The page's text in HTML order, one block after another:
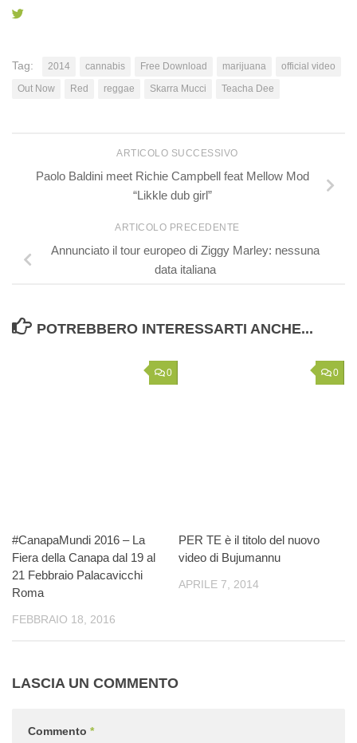
Tag: 2014 cannabis Free Download marijuana
official video
Out Now
Red reggae Skarra Mucci Teacha Dee
ARTICOLO SUCCESSIVO
Paolo Baldini meet Richie Campbell feat Mellow Mod
“Likkle dub girl”
ARTICOLO PRECEDENTE
Annunciato il tour europeo di Ziggy Marley: nessuna
data italiana
POTREBBERO INTERESSARTI ANCHE...
0
#CanapaMundi 2016 – La
Fiera della Canapa dal 19 al
21 Febbraio Palacavicchi
Roma
FEBBRAIO 18, 2016
0
PER TE è il titolo del nuovo
video di Bujumannu
APRILE 7, 2014
LASCIA UN COMMENTO
Commento *